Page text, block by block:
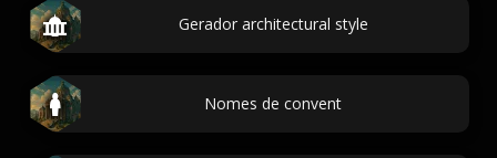
Gerador architectural style
Nomes de convent